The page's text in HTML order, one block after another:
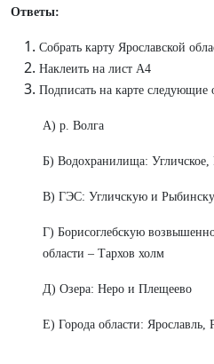
Ответы:
Собрать карту Ярославской
Наклеить на лист А4
Подписать на карте следующие
А) р. Волга
Б) Водохранилища: Угличское,
В) ГЭС: Угличскую и
Г) Борисоглебскую
области – Тархов холм
Д) Озера: Неро и Плещеево
Е) Города области: Ярославль,